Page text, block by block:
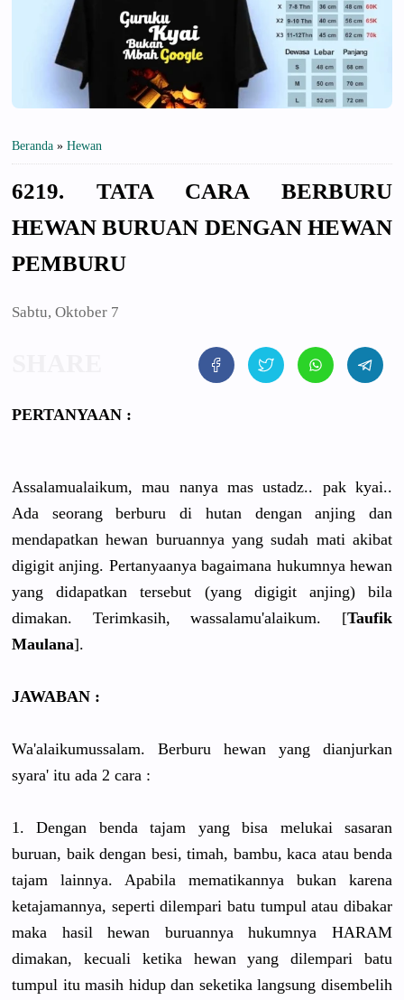
Beranda » Hewan
6219. TATA CARA BERBURU
HEWAN BURUAN DENGAN HEWAN
PEMBURU
Sabtu, Oktober 7
PERTANYAAN :
Assalamualaikum, mau nanya mas ustadz.. pak kyai..
Ada seorang berburu di hutan dengan anjing dan
mendapatkan hewan buruannya yang sudah mati akibat
digigit anjing. Pertanyaanya bagaimana hukumnya hewan
yang didapatkan tersebut (yang digigit anjing) bila
dimakan. Terimkasih, wassalamu'alaikum. [Taufik
Maulana].
JAWABAN :
Wa'alaikumussalam. Berburu hewan yang dianjurkan
syara' itu ada 2 cara :
1. Dengan benda tajam yang bisa melukai sasaran
buruan, baik dengan besi, timah, bambu, kaca atau benda
tajam lainnya. Apabila mematikannya bukan karena
ketajamannya, seperti dilempari batu tumpul atau dibakar
maka hasil hewan buruannya hukumnya HARAM
dimakan, kecuali ketika hewan yang dilempari batu
tumpul itu masih hidup dan seketika langsung disembelih